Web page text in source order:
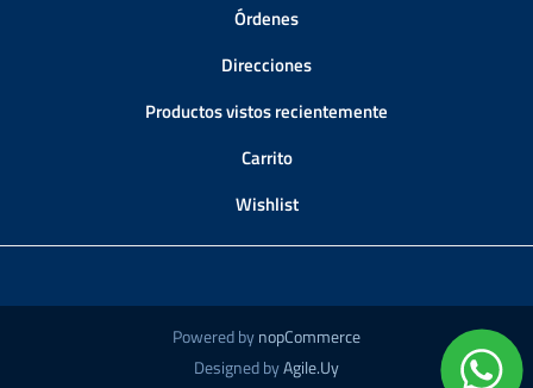
Órdenes
Direcciones
Productos vistos recientemente
Carrito
Wishlist
Powered bynopCommerce
Designed byAgile.Uy